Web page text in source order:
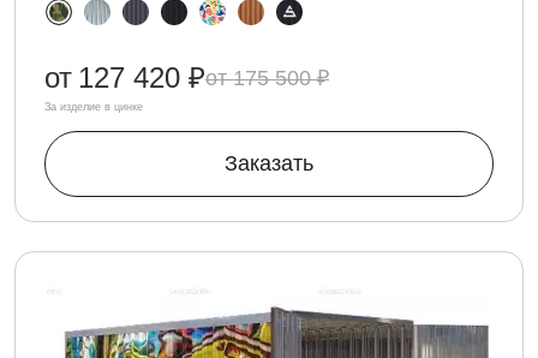
175 500 ₽
от 127 420 ₽
За изделие в цинке
Заказать